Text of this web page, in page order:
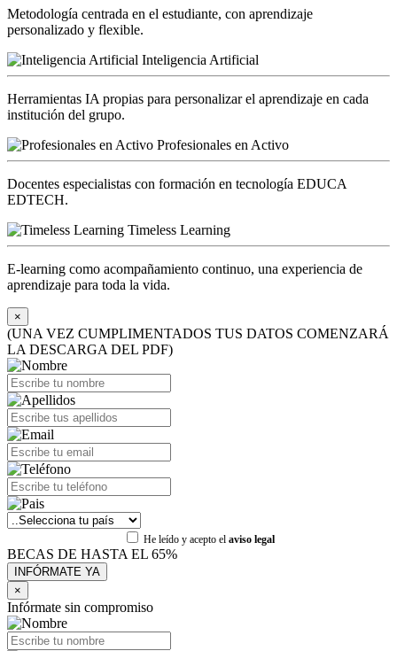
Metodología centrada en el estudiante, con aprendizaje
personalizado y flexible.
Inteligencia Artificial
Herramientas IA propias para personalizar el aprendizaje en cada
institución del grupo.
Profesionales en Activo
Docentes especialistas con formación en tecnología EDUCA
EDTECH.
Timeless Learning
E-learning como acompañamiento continuo, una experiencia de
aprendizaje para toda la vida.
×
(UNA VEZ CUMPLIMENTADOS TUS DATOS COMENZARÁ
LA DESCARGA DEL PDF)
He leído y acepto el aviso legal
BECAS DE HASTA EL 65%
×
Infórmate sin compromiso